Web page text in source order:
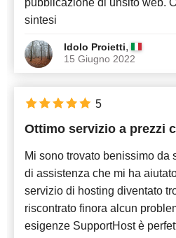
pubblicazione di unsito web.
sintesi
Idolo Proietti,
15 Giugno 2022
Ottimo servizio a prezzi
Mi sono trovato benissimo da
di assistenza che mi ha
servizio di hosting diventato
riscontrato finora alcun
esigenze SupportHost è
5